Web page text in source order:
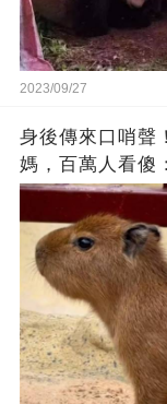
2023/09/27
身後傳來口哨聲
媽，百萬人看傻